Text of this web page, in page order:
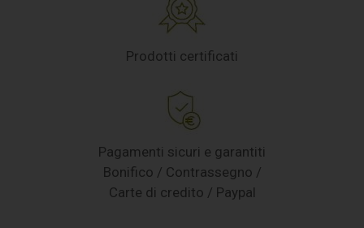
Prodotti certificati
Pagamenti sicuri e garantiti
Bonifico / Contrassegno /
Carte di credito / Paypal